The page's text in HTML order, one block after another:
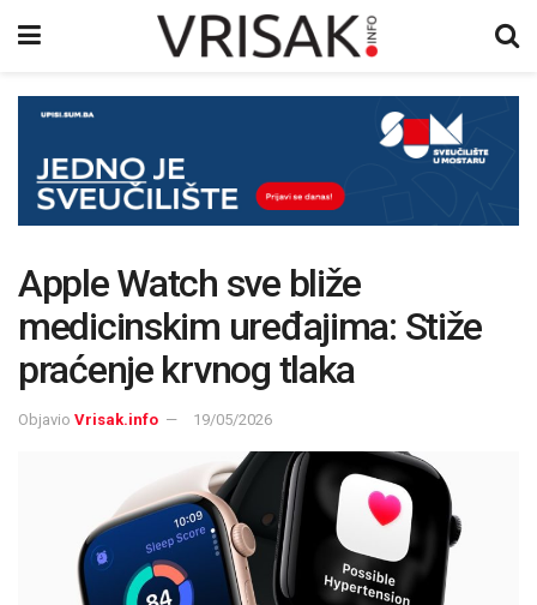
Apple Watch sve bliže
medicinskim uređajima: Stiže
praćenje krvnog tlaka
Objavio Vrisak.info 19/05/2026